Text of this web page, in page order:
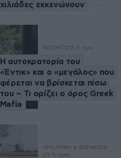
χιλιάδες εκκενώνουν
ΚΟΣΜΟΣ 15 λ. πριν
Η αυτοκρατορία του
«Έντικ» και ο «μεγάλος» που
φέρεται να βρίσκεται πίσω
του – Τι ορίζει ο όρος Greek
Mafia
ΠΡΟΛΗΨΗ & ΘΕΡΑΠΕΙΑ
29 λ. πριν